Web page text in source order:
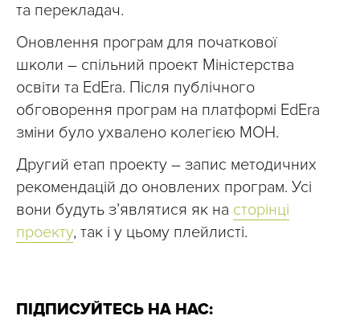
та перекладач.
Оновлення програм для початкової
школи – спільний проект Міністерства
освіти та EdEra. Після публічного
обговорення програм на платформі EdEra
зміни було ухвалено колегією МОН.
Другий етап проекту – запис методичних
рекомендацій до оновлених програм. Усі
вони будуть з’являтися як на сторінці
проекту, так і у цьому плейлисті.
ПІДПИСУЙТЕСЬ НА НАС: